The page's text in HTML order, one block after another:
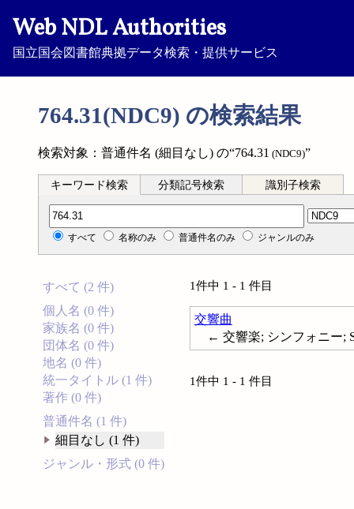
Web NDL Authorities
国立国会図書館典拠データ検索・提供サービス
764.31(NDC9) の検索結果
検索対象：普通件名 (細目なし) の“764.31 (NDC9)”
キーワード検索 分類記号検索 識別子検索
分類記号検索
すべて 名称のみ 普通件名のみ ジャンルのみ
すべて (2 件)
個人名 (0 件)
家族名 (0 件)
団体名 (0 件)
地名 (0 件)
統一タイトル (1 件)
著作 (0 件)
普通件名 (1 件)
細目なし (1 件)
ジャンル・形式 (0 件)
1件中 1 - 1 件目
交響曲
← 交響楽; シンフォニー;
1件中 1 - 1 件目